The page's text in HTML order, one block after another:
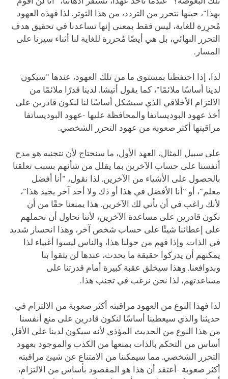
بهذا"، حينها نتحرر من التردد، من هذا التوتر. لذا فهذه العهود
مُحرِرة للغاية، ليس فقط بمعنى إنها تساعدنا في تحقيق هدف
التحرر النهائي، بل هي أيضًا مُحررة للغاية لنا أثناء سيرنا على
المسار.
لذا، إذا احتفظنا بمستوى ما من تلك العهود، عندها "سيكون
لدينا أساسًا ملائمًا"، كما يقول أتيشا. لدينا قدرًا ملائمًا من
الالتزام الأخلاقي الذي سيشكل أساسًا لنا لنكون قادرين على
أخذ عهود البوديساتفا والمحافظة عليها -عهود البوديساتفا
مراقبتها أكثر صعوبة من عهود التحرر الشخصي.
على سبيل المثال، العهد الأول، ما سنحتاج لأن نتجنبه هو مدح
أنفسنا على حساب الآخرين بما يقلل من شأنهم بسبب تعلقنا
بالحصول على الأشياء من الآخرين. لذا نقول، "أنا أفضل
معلم"، أو "أنا الأفضل في هذا أو ذك ولا أحد آخر يجيد هذا"،
لأنك راغب في أن يأتي لك الآخرين. هذا يمنعنا حقًا من أن
نكون قادرين على مساعدة الآخرين، لأننا نحاول أن نحملهم
على إعطائنا شيئًا على حساب شخص آخر، وهذا انحسار شديد
في الذات. وإذا فهم من حولنا هذا، والناس ليسوا أغبياء لذا
يمكنهم أن يدركوا حقيقة ما يحدث، عندها لن يثقوا بنا
وبدوافعنا. وهذا سيخلق عقبة كبيرة أمام قدرتنا على
مساعدتهم، لذا نحن نرغب في تجنب هذا.
لذا فهذا النوع من العهود مراقبته أكثر صعوبة من الالتزام في
حديثنا والذي سيعطينا أساسًا لنكون قادرين على منع أنفسنا
من هذا النوع من الحديث المؤذي لأنه سيكون لدينا على الأقل
أساس من التحكم بالذات بمنعها من الكذب والموجود بعهود
التحرر الشخصي. مما سيمكننا من الامتناع عن شيئ مراقبته
أكثر صعوبة -أعتقد أن هذا هو المقصود بأساس من الالتزام،